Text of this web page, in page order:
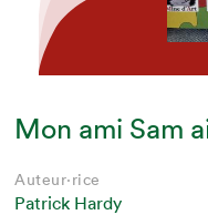
Mon ami Sam
Auteur·rice
Patrick Hardy